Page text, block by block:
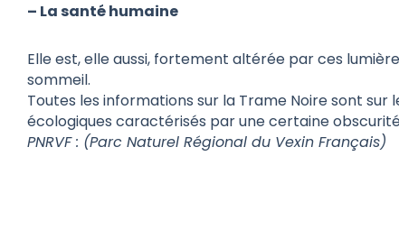
– La santé humaine
Elle est, elle aussi, fortement altérée par ces
sommeil.
Toutes les informations sur la Trame Noire sont sur
écologiques caractérisés par une certaine
PNRVF : (Parc Naturel Régional du Vexin Français)